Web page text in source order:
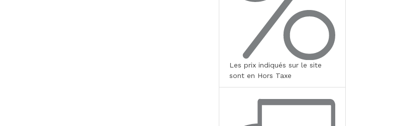
Les prix indiqués sur le site
sont en Hors Taxe